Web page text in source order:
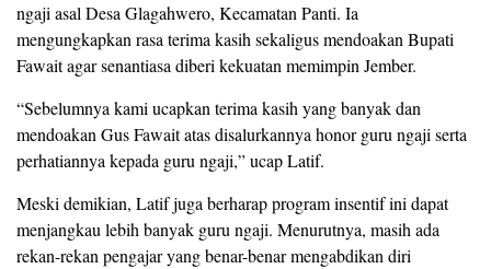
ngaji asal Desa Glagahwero, Kecamatan Panti. Ia
mengungkapkan rasa terima kasih sekaligus mendoakan Bupati
Fawait agar senantiasa diberi kekuatan memimpin Jember.
“Sebelumnya kami ucapkan terima kasih yang banyak dan
mendoakan Gus Fawait atas disalurkannya honor guru ngaji serta
perhatiannya kepada guru ngaji,” ucap Latif.
Meski demikian, Latif juga berharap program insentif ini dapat
menjangkau lebih banyak guru ngaji. Menurutnya, masih ada
rekan-rekan pengajar yang benar-benar mengabdikan diri